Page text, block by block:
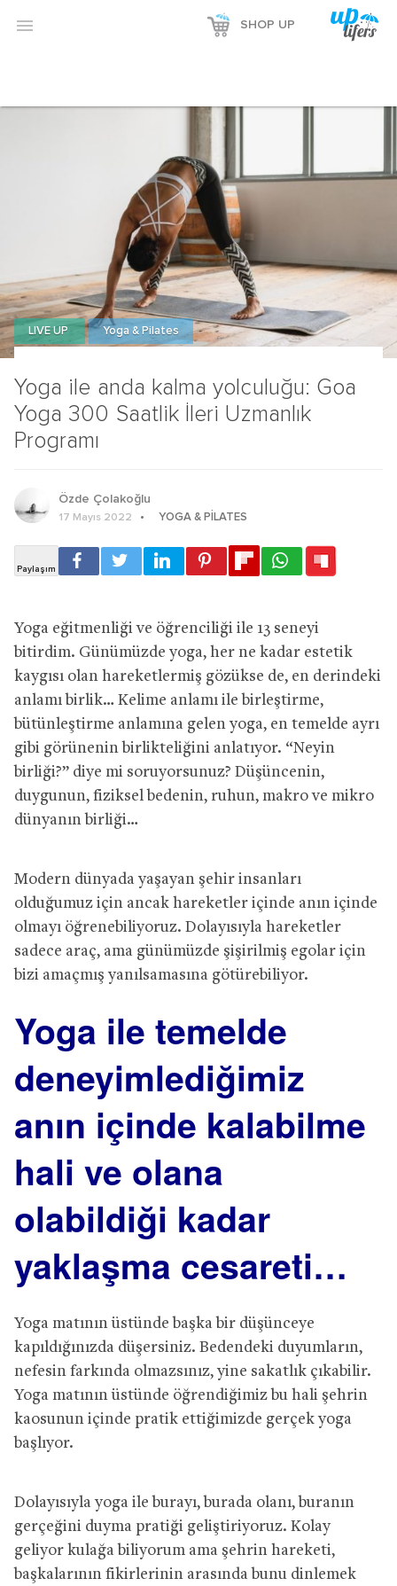
 SHOP UP
Yoga ile anda kalma yolculuğu: Goa
Yoga 300 Saatlik İleri Uzmanlık
Programı
LIVE UP Yoga & Pilates
Özde Çolakoğlu
17 Mayıs 2022 YOGA & PILATES
Yoga eğitmenliği ve öğrenciliği ile 13 seneyi
bitirdim. Günümüzde yoga, her ne kadar estetik
kaygısı olan hareketlermiş gözükse de, en derindeki
anlamı birlik… Kelime anlamı ile birleştirme,
bütünleştirme anlamına gelen yoga, en temelde ayrı
gibi görünenin birlikteliğini anlatıyor. “Neyin
birliği?” diye mi soruyorsunuz? Düşüncenin,
duygunun, fiziksel bedenin, ruhun, makro ve mikro
dünyanın birliği…
Modern dünyada yaşayan şehir insanları
olduğumuz için ancak hareketler içinde anın içinde
olmayı öğrenebiliyoruz. Dolayısıyla hareketler
sadece araç, ama günümüzde şişirilmiş egolar için
bizi amaçmış yanılsamasına götürebiliyor.
Yoga ile temelde
deneyimlediğimiz
anın içinde kalabilme
hali ve olana
olabildiği kadar
yaklaşma cesareti…
Yoga matının üstünde başka bir düşünceye
kapıldığınızda düşersiniz. Bedendeki duyumların,
nefesin farkında olmazsınız, yine sakatlık çıkabilir.
Yoga matının üstünde öğrendiğimiz bu hali şehrin
kaosunun içinde pratik ettiğimizde gerçek yoga
başlıyor.
Dolayısıyla yoga ile burayı, burada olanı, buranın
gerçeğini duyma pratiği geliştiriyoruz. Kolay
geliyor kulağa biliyorum ama şehrin hareketi,
başkalarının fikirlerinin arasında bunu dinlemek